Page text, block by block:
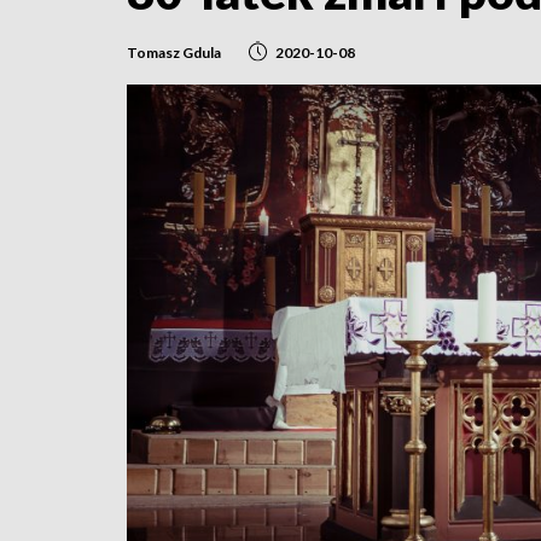
Tomasz Gdula 2020-10-08